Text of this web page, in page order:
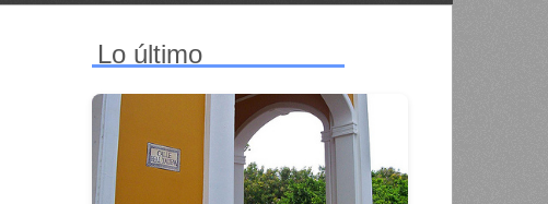
Lo último